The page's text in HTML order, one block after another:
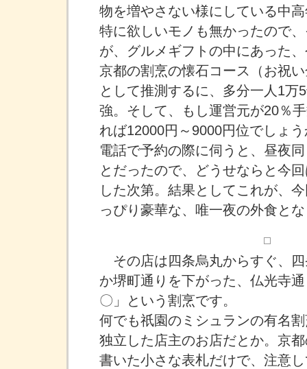
物を増やさない様にしている中
特に欲しいモノも無かったので
が、グルメギフトの中にあった
京都の割烹の懐石コース（お祝
として推測するに、多分一人1万
強。そして、もし運営元が20％
れば12000円～9000円位でしょ
電話で予約の際に伺うと、昼夜
とだったので、どうせならと今
した次第。結果としてこれが、
っぴり豪華な、唯一夜の外食と
その店は四条烏丸からすぐ、
か堺町通りを下がった、仏光寺
〇」という割烹です。
何でも祇園のミシュランの有名
独立した店主のお店だとか。京
書いた小さな表札だけで、注意